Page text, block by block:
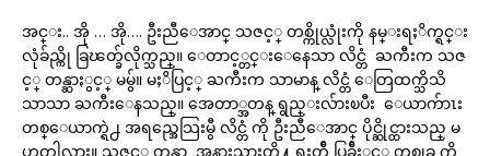
အင္း.. အို … အို…. ဦးညီေအာင္ သဇင့္ တစ္ကိုယ္လုံးကို နမ္းရႈိက္ရင္း
လုံခ်ည္ကို ခြၽတ္ခ်လိုက္သည္။ ေတာင့္တင္းေနေသာ လိင္တံ ႀကီးက သဇ
င့္ တန္ဆာႏွင့္ မမွ်။ မႈိပြင့္ ႀကီးက သာမာန္ လိင္တံ ေတြထက္သိသိ
သာသာ ႀကီးေနသည္။ အေတာ္အတန္ ရွည္းလ်ားၿပီး ေယာက်ာၤး
တစ္ေယာက္ရဲ႕ အရည္အေသြးမွီ လိင္တံ ကို ဦးညီေအာင္ ပိုင္ဆိုင္ထားသည္ မ
ဟုတ္ပါလား။ သဇင့္ တန္ဆာ အနားသားတို႔ ရႈတ္ခ်ီ ပြခ်ီႏွင့္ တစ္ခုခု ကို